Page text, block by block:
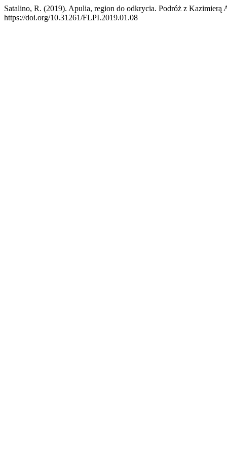
Satalino, R. (2019). Apulia, region do odkrycia. Podróż z Kazimierą
https://doi.org/10.31261/FLPI.2019.01.08